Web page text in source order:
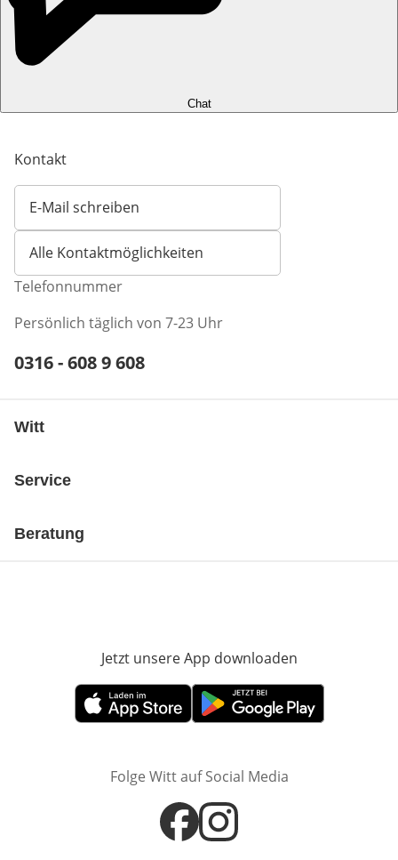
Chat
Kontakt
E-Mail schreiben
Öffnet E-Mail-Client
Alle Kontaktmöglichkeiten
Telefonnummer
Persönlich täglich von 7-23 Uhr
Telefonnummer:
0316 - 608 9 608
Witt
Service
Beratung
Jetzt unsere App downloaden
Öffnet in neuem FensterÖffnet in neuem Fenster
Folge Witt auf Social Media
Öffnet in neuem Fenster
Öffnet in neuem Fenster